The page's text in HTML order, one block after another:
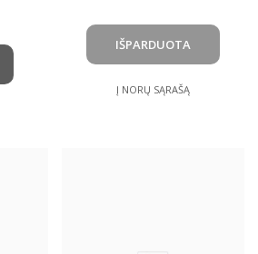
Į NORŲ SĄRAŠĄ